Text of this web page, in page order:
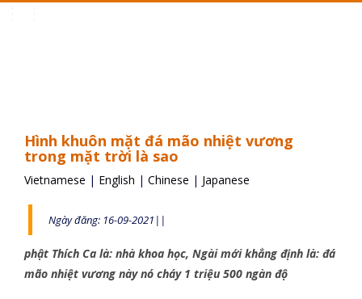
Hình khuôn mặt đá mão nhiệt vương
trong mặt trời là sao
Vietnamese | English | Chinese | Japanese
Ngày đăng: 16-09-2021||
phật Thích Ca là: nhà khoa học, Ngài mới khẳng định là: đá
mão nhiệt vương này nó cháy 1 triệu 500 ngàn độ